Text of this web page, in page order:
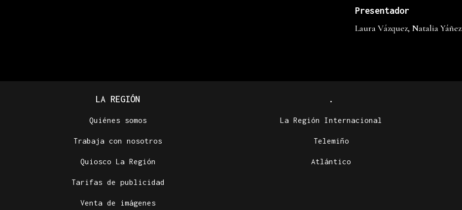
Presentador
Laura Vázquez, Natalia Yáñez
LA REGIÓN
Quiénes somos
Trabaja con nosotros
Quiosco La Región
Tarifas de publicidad
Venta de imágenes
.
La Región Internacional
Telemiño
Atlántico